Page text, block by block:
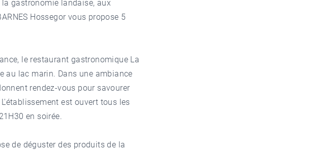
gastronomie landaise, aux
Hossegor vous propose 5
le restaurant gastronomique La
au lac marin. Dans une ambiance
rendez-vous pour savourer
est ouvert tous les
en soirée.
de déguster des produits de la